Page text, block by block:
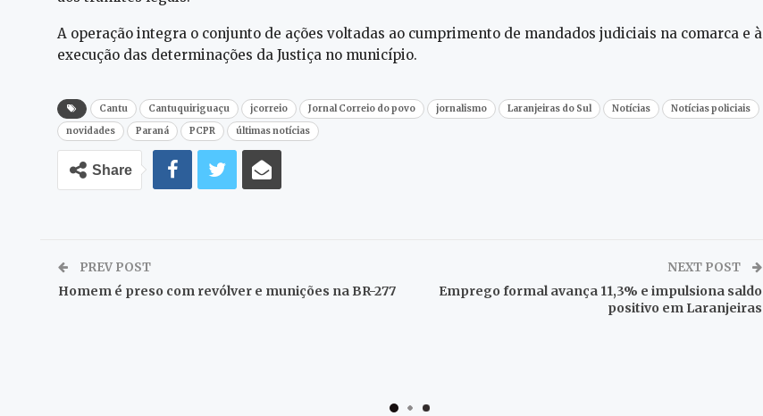
A operação integra o conjunto de ações voltadas ao cumprimento de mandados judiciais na comarca e à
execução das determinações da Justiça no município.
Cantu Cantuquiriguaçu jcorreio Jornal Correio do povo jornalismo Laranjeiras do Sul Notícias
Notícias policiais
novidades
Paraná PCPR últimas notícias
Share
PREV POST
Homem é preso com revólver e munições na BR-277
NEXT POST
Emprego formal avança 11,3% e impulsiona saldo
positivo em Laranjeiras